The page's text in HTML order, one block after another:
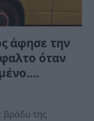
άφησε την
όταν
βράδυ της